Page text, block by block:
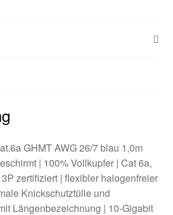
GHMT AWG 26/7 blau 1,0m
| 100% Vollkupfer | Cat 6a,
zertifiziert | flexibler halogenfreier
Knickschutztülle und
Längenbezeichnung | 10-Gigabit